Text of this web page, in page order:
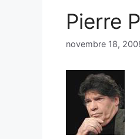
Pierre
novembre 18,